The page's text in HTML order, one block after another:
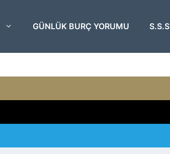
GÜNLÜK BURÇ YORUMU S.S.S